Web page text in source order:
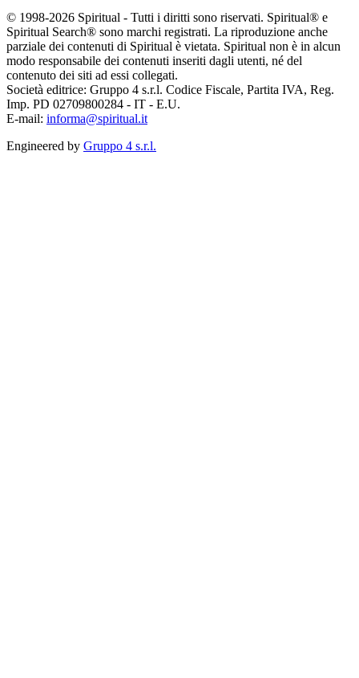
© 1998-2026 Spiritual - Tutti i diritti sono riservati. Spiritual® e
Spiritual Search® sono marchi registrati. La riproduzione anche
parziale dei contenuti di Spiritual è vietata. Spiritual non è in alcun
modo responsabile dei contenuti inseriti dagli utenti, né del
contenuto dei siti ad essi collegati.
Società editrice: Gruppo 4 s.r.l. Codice Fiscale, Partita IVA, Reg.
Imp. PD 02709800284 - IT - E.U.
E-mail: informa@spiritual.it
Engineered by Gruppo 4 s.r.l.